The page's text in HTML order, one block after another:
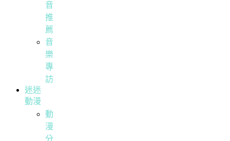
音
推
薦
音
樂
專
訪
迷迷
動漫
動
漫
分